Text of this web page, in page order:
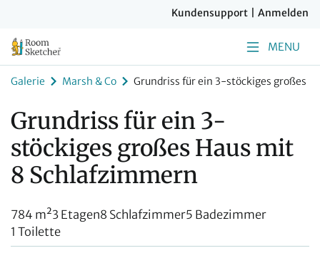
Kundensupport Anmelden
MENU
Galerie Marsh & Co Grundriss für ein 3-stöckiges großes
Grundriss für ein 3-
stöckiges großes Haus mit
8 Schlafzimmern
784 m²3 Etagen8 Schlafzimmer5 Badezimmer
1 Toilette